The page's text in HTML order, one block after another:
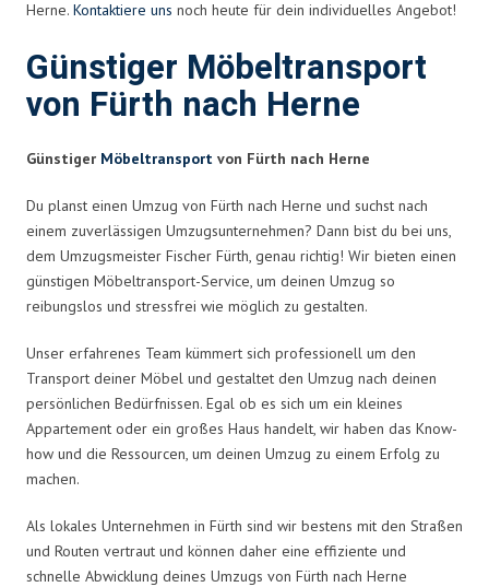
Herne. Kontaktiere uns noch heute für dein individuelles Angebot!
Günstiger Möbeltransport
von Fürth nach Herne
Günstiger Möbeltransport von Fürth nach Herne
Du planst einen Umzug von Fürth nach Herne und suchst nach
einem zuverlässigen Umzugsunternehmen? Dann bist du bei uns,
dem Umzugsmeister Fischer Fürth, genau richtig! Wir bieten einen
günstigen Möbeltransport-Service, um deinen Umzug so
reibungslos und stressfrei wie möglich zu gestalten.
Unser erfahrenes Team kümmert sich professionell um den
Transport deiner Möbel und gestaltet den Umzug nach deinen
persönlichen Bedürfnissen. Egal ob es sich um ein kleines
Appartement oder ein großes Haus handelt, wir haben das Know-
how und die Ressourcen, um deinen Umzug zu einem Erfolg zu
machen.
Als lokales Unternehmen in Fürth sind wir bestens mit den Straßen
und Routen vertraut und können daher eine effiziente und
schnelle Abwicklung deines Umzugs von Fürth nach Herne